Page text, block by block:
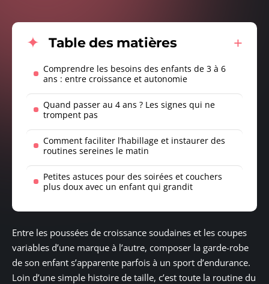
Table des matières
Comprendre les besoins des enfants de 3 à 6
ans : entre croissance et autonomie
Quand passer au 4 ans ? Les signes qui ne
trompent pas
Comment faciliter l’habillage et instaurer des
routines sereines le matin
Petites astuces pour des soirées et couchers
plus doux avec un enfant qui grandit
Entre les poussées de croissance soudaines et les coupes
variables d’une marque à l’autre, composer la garde-robe
de son enfant s’apparente parfois à un sport d’endurance.
Loin d’une simple histoire de taille, c’est toute la routine du